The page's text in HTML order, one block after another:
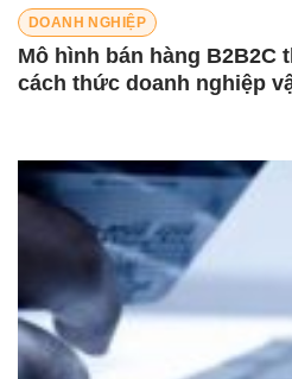
DOANH NGHIỆP
Mô hình bán hàng B2B2C
cách thức doanh nghiệp